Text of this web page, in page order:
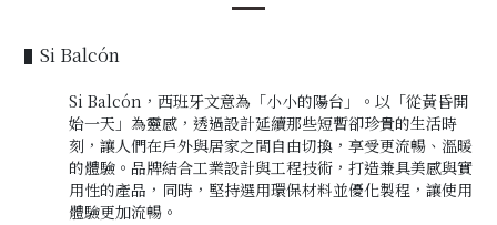
▌ Si Balcón
Si Balcón，西班牙文意為「小小的陽台」。以「從黃昏開
始一天」為靈感，透過設計延續那些短暫卻珍貴的生活時
刻，讓人們在戶外與居家之間自由切換，享受更流暢、溫暖
的體驗。品牌結合工業設計與工程技術，打造兼具美感與實
用性的產品，同時，堅持選用環保材料並優化製程，讓使用
體驗更加流暢。